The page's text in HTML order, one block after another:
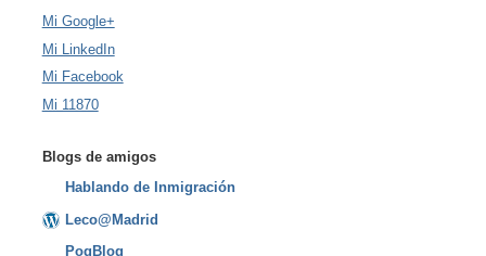
Mi Google+
Mi LinkedIn
Mi Facebook
Mi 11870
Blogs de amigos
Hablando de Inmigración
Leco@Madrid
PogBlog